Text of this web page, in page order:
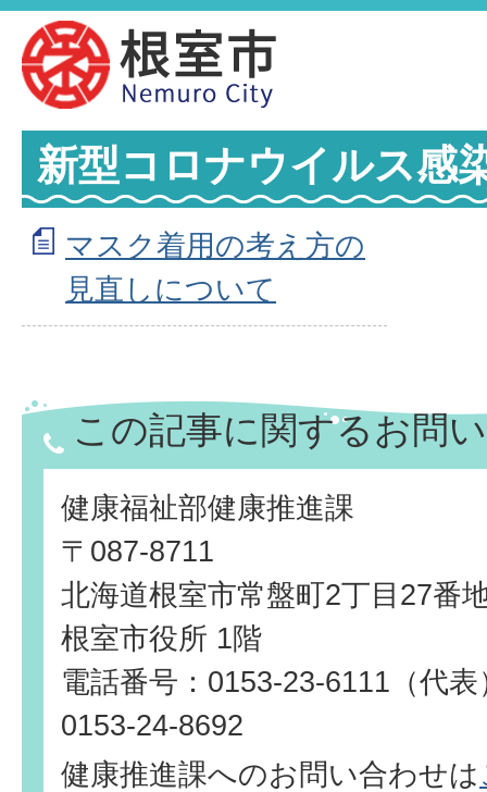
新型コロナウイルス感
マスク着用の考え方の
見直しについて
この記事に関するお問
健康福祉部健康推進課
〒087-8711
北海道根室市常盤町2丁目27番
根室市役所 1階
電話番号：0153-23-6111（代
0153-24-8692
健康推進課へのお問い合わせは